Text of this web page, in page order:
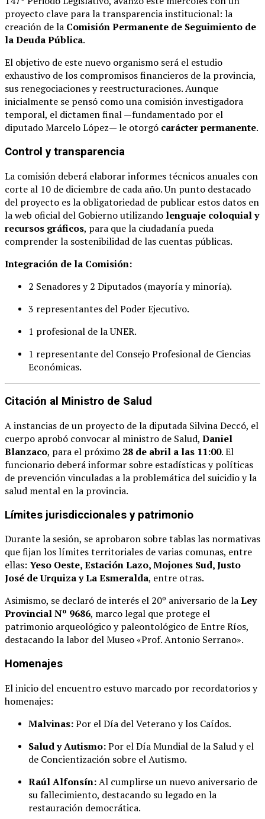
proyecto clave para la transparencia institucional: la
creación de la Comisión Permanente de Seguimiento de
la Deuda Pública.
El objetivo de este nuevo organismo será el estudio
exhaustivo de los compromisos financieros de la provincia,
sus renegociaciones y reestructuraciones. Aunque
inicialmente se pensó como una comisión investigadora
temporal, el dictamen final —fundamentado por el
diputado Marcelo López— le otorgó carácter permanente.
Control y transparencia
La comisión deberá elaborar informes técnicos anuales con
corte al 10 de diciembre de cada año. Un punto destacado
del proyecto es la obligatoriedad de publicar estos datos en
la web oficial del Gobierno utilizando lenguaje coloquial y
recursos gráficos, para que la ciudadanía pueda
comprender la sostenibilidad de las cuentas públicas.
Integración de la Comisión:
2 Senadores y 2 Diputados (mayoría y minoría).
3 representantes del Poder Ejecutivo.
1 profesional de la UNER.
1 representante del Consejo Profesional de Ciencias
Económicas.
Citación al Ministro de Salud
A instancias de un proyecto de la diputada Silvina Deccó, el
cuerpo aprobó convocar al ministro de Salud, Daniel
Blanzaco, para el próximo 28 de abril a las 11:00. El
funcionario deberá informar sobre estadísticas y políticas
de prevención vinculadas a la problemática del suicidio y la
salud mental en la provincia.
Límites jurisdiccionales y patrimonio
Durante la sesión, se aprobaron sobre tablas las normativas
que fijan los límites territoriales de varias comunas, entre
ellas: Yeso Oeste, Estación Lazo, Mojones Sud, Justo
José de Urquiza y La Esmeralda, entre otras.
Asimismo, se declaró de interés el 20º aniversario de laLey
Provincial Nº 9686, marco legal que protege el
patrimonio arqueológico y paleontológico de Entre Ríos,
destacando la labor del Museo «Prof. Antonio Serrano».
Homenajes
El inicio del encuentro estuvo marcado por recordatorios y
homenajes:
Malvinas:Por el Día del Veterano y los Caídos.
Salud y Autismo:Por el Día Mundial de la Salud y el
de Concientización sobre el Autismo.
Raúl Alfonsín:Al cumplirse un nuevo aniversario de
su fallecimiento, destacando su legado en la
restauración democrática.